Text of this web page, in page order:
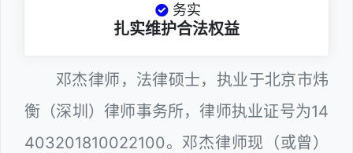
务实
扎实维护合法权益
邓杰律师，法律硕士，执业于北京市炜
衡（深圳）律师事务所，律师执业证号为14
403201810022100。邓杰律师现（或曾）